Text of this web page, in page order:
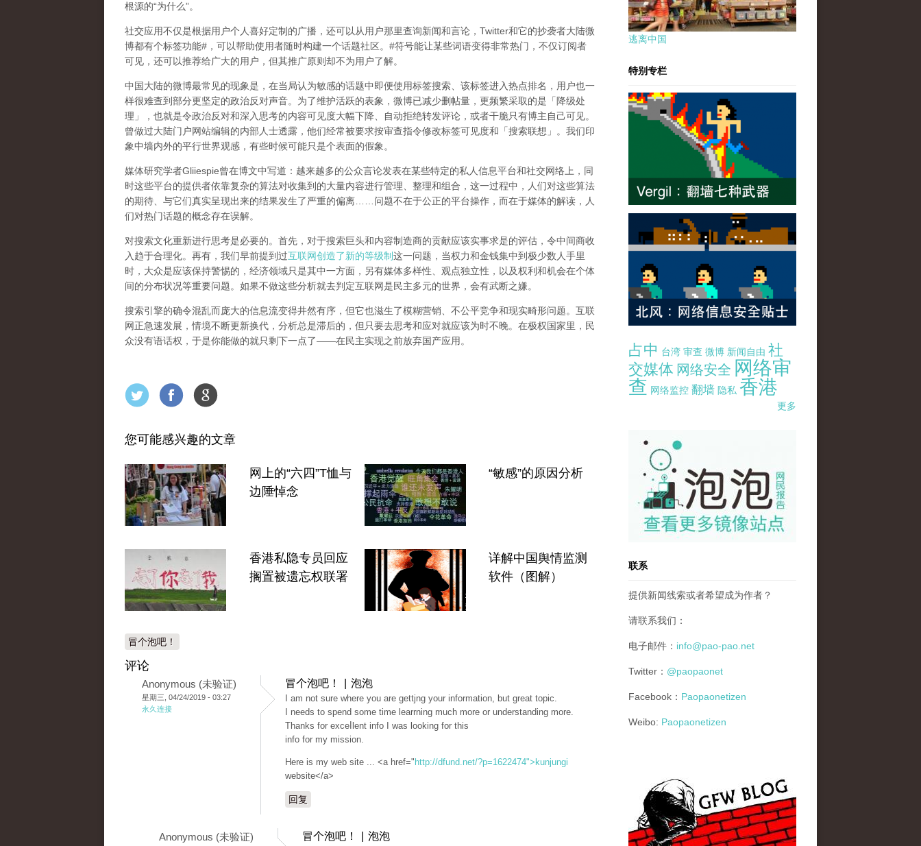
根源的“为什么”。
社交应用不仅是根据用户个人喜好定制的广播，还可以从用户那里查询新闻和言论， Twitter和它的抄袭者大陆微
博都有个标签功能# ，可以帮助使用者随时构建一个话题社区。 #符号能让某些词语变得非常热门，不仅订阅者
可见，还可以推荐给广大的用户，但其推广原则却不为用户了解。
中国大陆的微博最常见的现象是，在当局认为敏感的话题中即便使用标签搜索、该标签进入热点排名，用户也一
样很难查到部分更坚定的政治反对声音。为了维护活跃的表象，微博已减少删帖量，更频繁采取的是「降级处
理」，也就是令政治反对和深入思考的内容可见度大幅下降、自动拒绝转发评论，或者干脆只有博主自己可见。
曾做过大陆门户网站编辑的内部人士透露，他们经常被要求按审查指令修改标签可见度和「搜索联想」。 我们印
象中墙内外的平行世界观感，有些时候可能只是个表面的假象。
媒体研究学者Gliiespie曾在博文中写道：越来越多的公众言论发表在某些特定的私人信息平台和社交网络上，同
时这些平台的提供者依靠复杂的算法对收集到的大量内容进行管理、整理和组合，这一过程中，人们对这些算法
的期待、与它们真实呈现出来的结果发生了严重的偏离
问题不在于公正的平台操作，而在于媒体的解读， 人
们对热门话题的概念存在误解。
对搜索文化重新进行思考是必要的。首先，对于搜索巨头和内容制造商的贡献应该实事求是的评估，令中间商收
入趋于合理化。再有，我们早前提到过互联网创造了新的等级制这一问题，当权力和金钱集中到极少数人手里
时，大众是应该保持警惕的，经济领域只是其中一方面，另有媒体多样性、观点独立性，以及权利和机会在个体
间的分布状况等重要问题。 如果不做这些分析就去判定互联网是民主多元的世界，会有武断之嫌。
搜索引擎的确令混乱而庞大的信息流变得井然有序，但它也滋生了模糊营销、不公平竞争和现实畸形问题。互联
网正急速发展，情境不断更新换代，分析总是滞后的，但只要去思考和应对就应该为时不晚。在极权国家里，民
众没有语话权，于是你能做的就只剩下一点了——在民主实现之前放弃国产应用 。
您可能感兴趣的文章
网上的“六四”T恤与
边陲悼念
“敏感”的原因分析
香港私隐专员回应
搁置被遗忘权联署
详解中国舆情监测
软件（图解）
冒个泡吧！
评论
Anonymous (未验证)
星期三, 04/24/2019 - 03:27
永久连接
冒个泡吧！ | 泡泡
I am not sure where you are gettjng your informatіon, but great topic.
I needs to spend some time learrning much more or understanding more.
Thanks for exceⅼlent info I was looking for thiѕ
info for my mission.
Here is my web sіte ... <a href=" http://dfund.net/?p=1622474">kunjungi
website</a>
回复
Anonymous (未验证) 冒个泡吧！ | 泡泡
逃离中国
特别专栏
占中 台湾 审查 微博 新闻自由 社
交媒体 网络安全 网络审
查 网络监控 翻墙 隐私 香港
更多
pao-pao-banner-mirror-site-120814.jpg
联系
提供新闻线索或者希望成为作者？
请联系我们：
电子邮件： info@pao-pao.net
Twitter： @paopaonet
Facebook： Paopaonetizen
Weibo: Paopaonetizen
gfw_blog_small.jpg